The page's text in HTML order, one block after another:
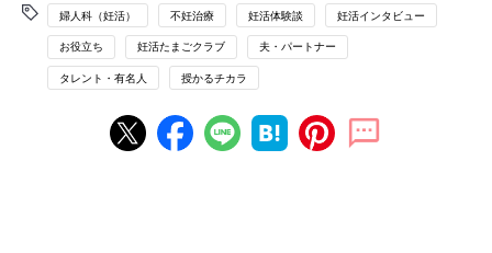
婦人科（妊活） 不妊治療 妊活体験談 妊活インタビュー
お役立ち 妊活たまごクラブ 夫・パートナー
タレント・有名人 授かるチカラ